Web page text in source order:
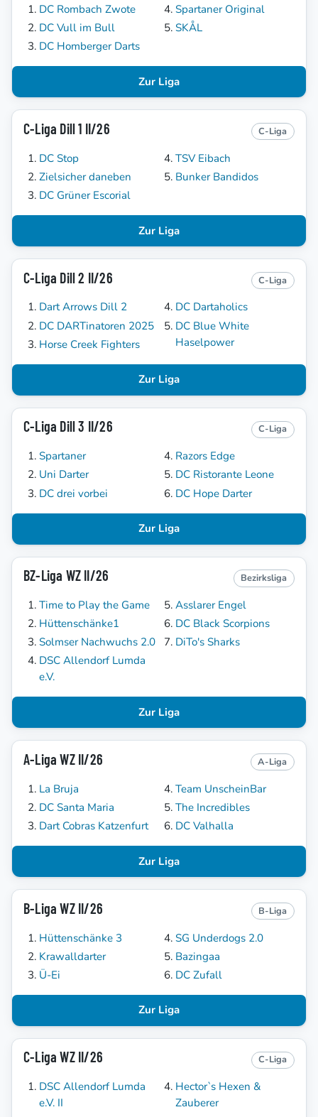
DC Rombach Zwote
DC Vull im Bull
DC Homberger Darts
Spartaner Original
SKÅL
Zur Liga
C-Liga Dill 1 II/26 C-Liga
DC Stop
Zielsicher daneben
DC Grüner Escorial
TSV Eibach
Bunker Bandidos
Zur Liga
C-Liga Dill 2 II/26 C-Liga
Dart Arrows Dill 2
DC DARTinatoren 2025
Horse Creek Fighters
DC Dartaholics
DC Blue White
Haselpower
Zur Liga
C-Liga Dill 3 II/26 C-Liga
Spartaner
Uni Darter
DC drei vorbei
Razors Edge
DC Ristorante Leone
DC Hope Darter
Zur Liga
BZ-Liga WZ II/26 Bezirksliga
Time to Play the Game
Hüttenschänke1
Solmser Nachwuchs 2.0
DSC Allendorf Lumda
e.V.
Asslarer Engel
DC Black Scorpions
DiTo's Sharks
Zur Liga
A-Liga WZ II/26 A-Liga
La Bruja
DC Santa Maria
Dart Cobras Katzenfurt
Team UnscheinBar
The Incredibles
DC Valhalla
Zur Liga
B-Liga WZ II/26 B-Liga
Hüttenschänke 3
Krawalldarter
Ü-Ei
SG Underdogs 2.0
Bazingaa
DC Zufall
Zur Liga
C-Liga WZ II/26 C-Liga
DSC Allendorf Lumda
e.V. II
Hector`s Hexen &
Zauberer